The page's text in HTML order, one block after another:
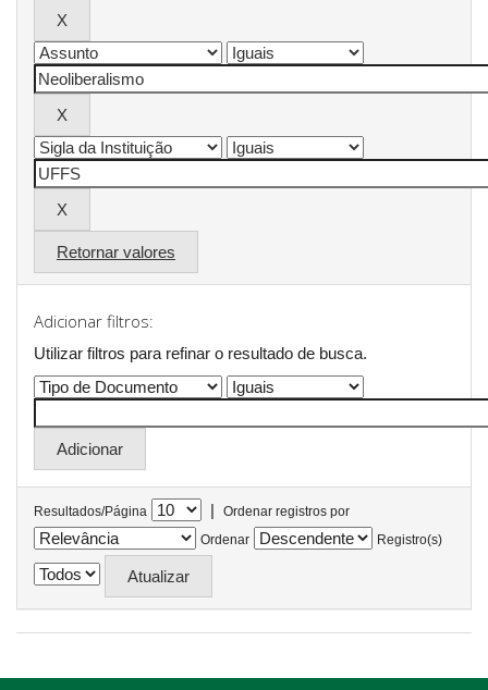
Retornar valores
Adicionar filtros:
Utilizar filtros para refinar o resultado de busca.
Resultados/Página |
Ordenar registros por
Ordenar
Registro(s)